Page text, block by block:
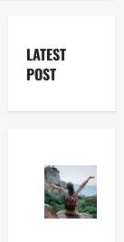
LATEST
POST